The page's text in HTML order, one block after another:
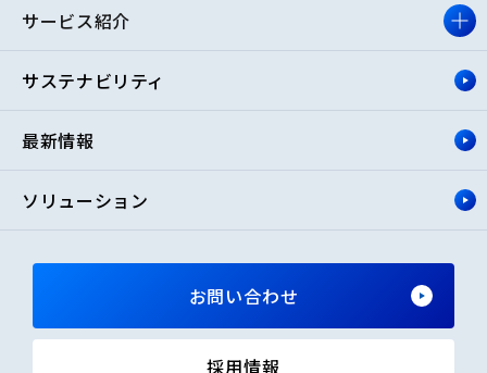
サービス紹介
サステナビリティ
最新情報
ソリューション
お問い合わせ
採用情報